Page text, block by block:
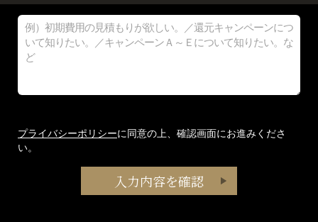
プライバシーポリシーに同意の上、確認画面にお進みくださ
い。